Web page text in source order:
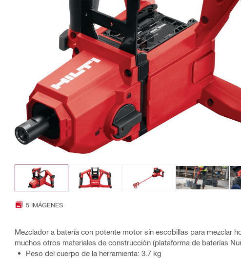
5 IMÁGENES
Mezclador a batería con potente motor sin escobillas para mezclar
muchos otros materiales de construcción (plataforma de baterías
Peso del cuerpo de la herramienta: 3.7 kg